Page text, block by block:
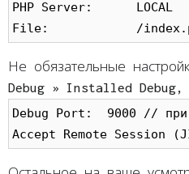
PHP Server:      LOCAL
File:            /
Не обязательные
Debug » Installed
Debug Port:  9000 // при
Accept Remote Session